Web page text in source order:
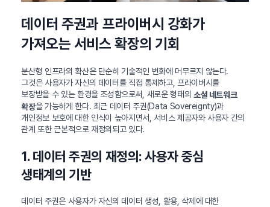
데이터 주권과 프라이버시 강화가
가져오는 서비스 확장의 기회
분산형 인프라의 확산은 단순히 기술적인 변화에 머무르지 않는다.
그것은 사용자가 자신의 데이터를 직접 통제하고, 프라이버시를
보장받을 수 있는 환경을 조성함으로써, 새로운 형태의 소셜 네트워크
확장을 가능하게 한다. 최근 데이터 주권(Data Sovereignty)과
개인정보 보호에 대한 인식이 높아지면서, 서비스 제공자와 사용자 간의
관계 또한 근본적으로 재정의되고 있다.
1. 데이터 주권의 재정의: 사용자 중심
생태계의 기반
데이터 주권은 사용자가 자신의 데이터 생성, 활용, 삭제에 대한